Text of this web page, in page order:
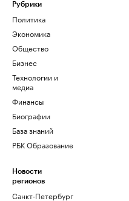
Рубрики
Политика
Экономика
Общество
Бизнес
Технологии и
медиа
Финансы
Биографии
База знаний
РБК Образование
Новости
регионов
Санкт-Петербург